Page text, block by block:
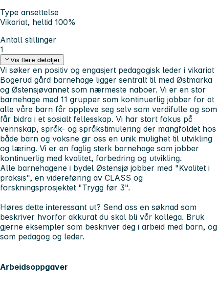
Type ansettelse
Vikariat, heltid 100%
Antall stillinger
1
Vis flere detaljer
Vi søker en positiv og engasjert pedagogisk leder i vikariat
Bogerud gård barnehage ligger sentralt til med Østmarka
og Østensjøvannet som nærmeste naboer. Vi er en stor
barnehage med 11 grupper som kontinuerlig jobber for at
alle våre barn får oppleve seg selv som verdifulle og som
får bidra i et sosialt fellesskap. Vi har stort fokus på
vennskap, språk- og språkstimulering der mangfoldet hos
både barn og voksne gir oss en unik mulighet til utvikling
og læring. Vi er en faglig sterk barnehage som jobber
kontinuerlig med kvalitet, forbedring og utvikling.
Alle barnehagene i bydel Østensjø jobber med "Kvalitet i
praksis", en videreføring av CLASS og
forskningsprosjektet "Trygg før 3".
Høres dette interessant ut? Send oss en søknad som
beskriver hvorfor akkurat du skal bli vår kollega. Bruk
gjerne eksempler som beskriver deg i arbeid med barn, og
som pedagog og leder.
Arbeidsoppgaver